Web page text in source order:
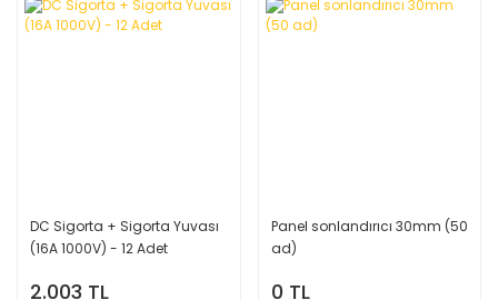
DC Sigorta + Sigorta Yuvası
(16A 1000V) - 12 Adet
2.003 TL
Panel sonlandırıcı 30mm (50
ad)
0 TL